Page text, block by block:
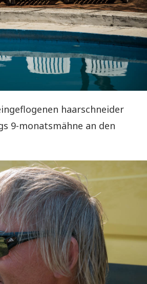
haarschneider
9-monatsmähne an den